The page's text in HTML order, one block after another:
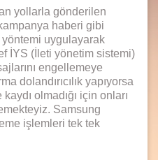
yollarla gönderilen
haberi gibi
yöntemi uygulayarak
İYS (İleti yönetim sistemi)
engellemeye
dolandırıcılık yapıyorsa
olmadığı için onları
Samsung
işlemleri tek tek